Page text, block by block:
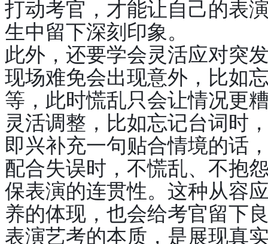
打动考官，才能让自己的表
生中留下深刻印象。
此外，还要学会灵活应对突
现场难免会出现意外，比如
等，此时慌乱只会让情况更
灵活调整，比如忘记台词时
即兴补充一句贴合情境的话
配合失误时，不慌乱、不抱
保表演的连贯性。这种从容
养的体现，也会给考官留下
表演艺考的本质，是展现真